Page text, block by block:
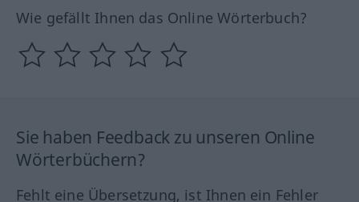
Wie gefällt Ihnen das Online Wörterbuch?
Sie haben Feedback zu unseren Online
Wörterbüchern?
Fehlt eine Übersetzung, ist Ihnen ein Fehler